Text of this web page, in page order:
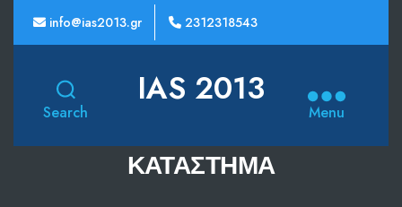
info@ias2013.gr 2312318543
Search
IAS 2013
Menu
ΚΑΤΆΣΤΗΜΑ